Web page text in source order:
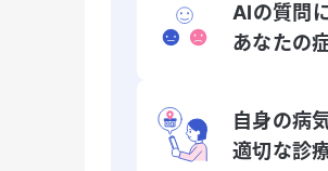
AIの質問
あなたの
自身の病
適切な診